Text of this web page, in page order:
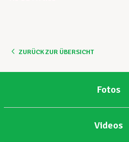
ZURÜCK ZUR ÜBERSICHT
Fotos
Videos